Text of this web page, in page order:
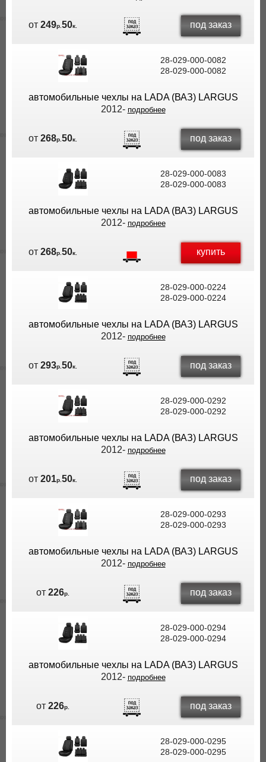
от 249р. 50к. под заказ
28-029-000-0082
28-029-000-0082
автомобильные чехлы на LADA (ВАЗ) LARGUS
2012- подробнее
от 268р. 50к. под заказ
28-029-000-0083
28-029-000-0083
автомобильные чехлы на LADA (ВАЗ) LARGUS
2012- подробнее
от 268р. 50к. купить
28-029-000-0224
28-029-000-0224
автомобильные чехлы на LADA (ВАЗ) LARGUS
2012- подробнее
от 293р. 50к. под заказ
28-029-000-0292
28-029-000-0292
автомобильные чехлы на LADA (ВАЗ) LARGUS
2012- подробнее
от 201р. 50к. под заказ
28-029-000-0293
28-029-000-0293
автомобильные чехлы на LADA (ВАЗ) LARGUS
2012- подробнее
от 226р. под заказ
28-029-000-0294
28-029-000-0294
автомобильные чехлы на LADA (ВАЗ) LARGUS
2012- подробнее
от 226р. под заказ
28-029-000-0295
28-029-000-0295